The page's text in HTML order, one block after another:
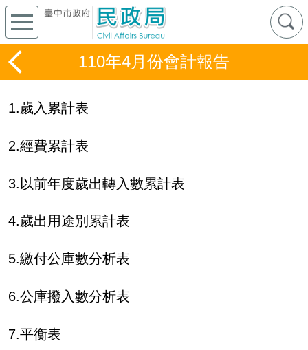
110年4月份會計報告
1.歲入累計表
2.經費累計表
3.以前年度歲出轉入數累計表
4.歲出用途別累計表
5.繳付公庫數分析表
6.公庫撥入數分析表
7.平衡表